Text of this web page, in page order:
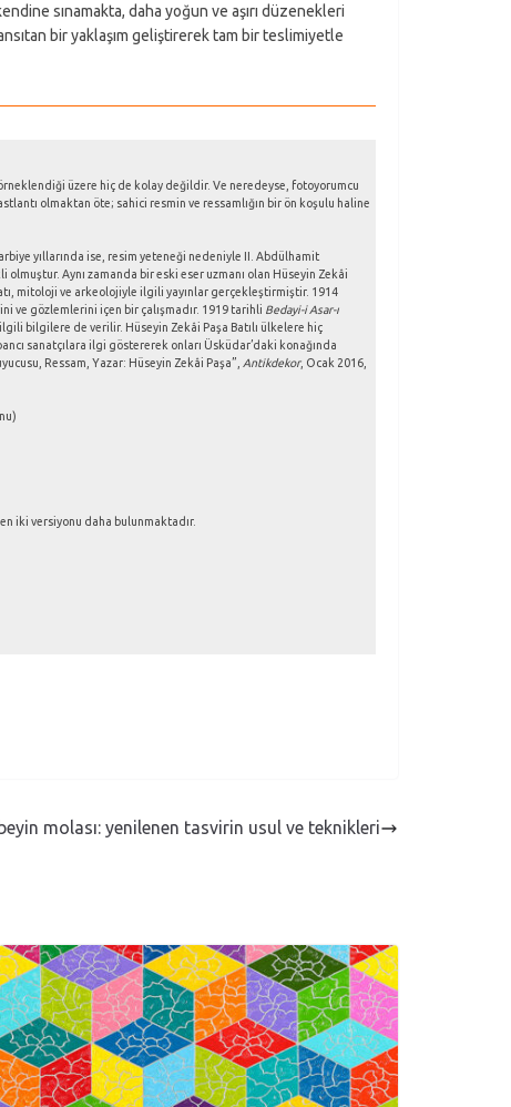
sınamakta, daha yoğun ve aşırı düzenekleri
bir yaklaşım geliştirerek tam bir teslimiyetle
üzere hiç de kolay değildir. Ve neredeyse, fotoyorumcu
olmaktan öte; sahici resmin ve ressamlığın bir ön koşulu haline
yıllarında ise, resim yeteneği nedeniyle II. Abdülhamit
Aynı zamanda bir eski eser uzmanı olan Hüseyin Zekâi
mitoloji ve arkeolojiyle ilgili yayınlar gerçekleştirmiştir. 1914
ve gözlemlerini içen bir çalışmadır. 1919 tarihli Bedayi-i Asar-ı
bilgilere de verilir. Hüseyin Zekâi Paşa Batılı ülkelere hiç
sanatçılara ilgi göstererek onları Üsküdar’daki konağında
Ressam, Yazar: Hüseyin Zekâi Paşa”, Antikdekor, Ocak 2016,
iki versiyonu daha bulunmaktadır.
molası: yenilenen tasvirin usul ve teknikleri